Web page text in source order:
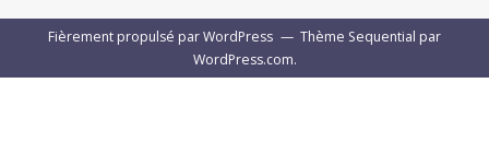
Fièrement propulsé par WordPress — Thème Sequential par
WordPress.com.